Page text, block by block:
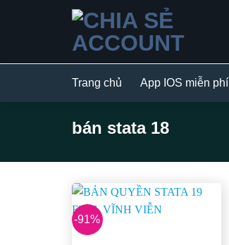
dung
Trang chủ App IOS miễn phí
bán stata 18
-91%